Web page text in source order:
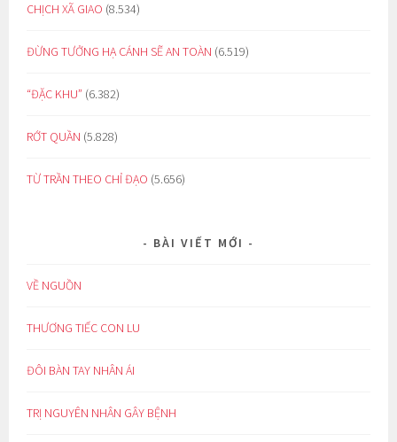
CHỊCH XÃ GIAO (8.534)
ĐỪNG TƯỞNG HẠ CÁNH SẼ AN TOÀN (6.519)
“ĐẶC KHU” (6.382)
RỚT QUẦN (5.828)
TỪ TRẦN THEO CHỈ ĐẠO (5.656)
BÀI VIẾT MỚI
VỀ NGUỒN
THƯƠNG TIẾC CON LU
ĐÔI BÀN TAY NHÂN ÁI
TRỊ NGUYÊN NHÂN GÂY BỆNH